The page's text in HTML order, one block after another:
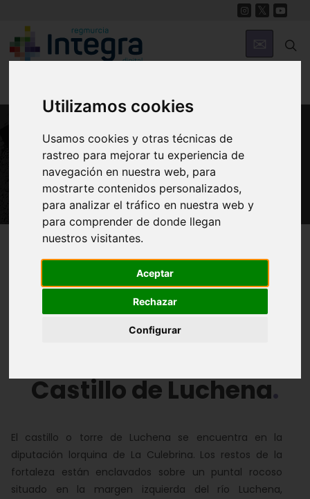
Utilizamos cookies
Usamos cookies y otras técnicas de
rastreo para mejorar tu experiencia de
navegación en nuestra web, para
mostrarte contenidos personalizados,
para analizar el tráfico en nuestra web y
para comprender de donde llegan
nuestros visitantes.
Aceptar
Rechazar
Configurar
PATRIMONIO
Castillo de Luchena
Región de Murcia Digital Patrimonio
Arquitectura
Castillo de Luchena
El castillo o torre de Luchena se encuentra en la
diputación lorquina de La Culebrina. Los restos de la
fortaleza están enclavados sobre un puntal rocoso
situado en la margen izquierda del río Luchena,